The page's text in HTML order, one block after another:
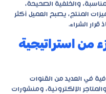
والخلفية الصحيحة،
المنتج، يصبح العميل أكثر
قرار الشراء.
من استراتيجية
في العديد من القنوات
الإلكترونية، ومنشورات